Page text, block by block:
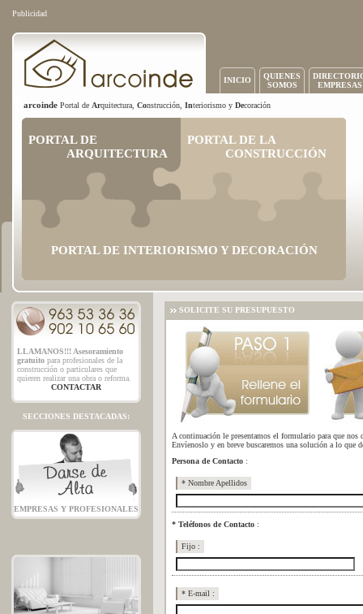
Publicidad
INICIO
QUIENES
SOMOS
EMPRESAS
arcoinde Portal de Arquitectura, Construcción, Interiorismo y Decoración
PORTAL DE
ARQUITECTURA
PORTAL DE LA
CONSTRUCCIÓN
PORTAL DE INTERIORISMO Y DECORACIÓN
LLAMANOS!!! Asesoramiento
gratuito para profesionales de la
construcción o particulares que
quieren realizar una obra o reforma.
CONTACTAR
SECCIONES DESTACADAS:
EMPRESAS Y PROFESIONALES
SOLICITE SU PRESUPUESTO
A continuación le presentamos el formulario para que nos
Envíenoslo y en breve buscaremos una solución a lo que
Persona de Contacto :
* Nombre Apellidos
* Teléfonos de Contacto :
Fijo :
* E-mail :